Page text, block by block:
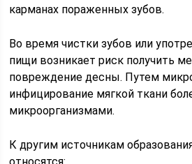
карманах пораженных зубов.
Во время чистки зубов или
пищи возникает риск получить
повреждение десны. Путем
инфицирование мягкой ткани
микроорганизмами.
К другим источникам